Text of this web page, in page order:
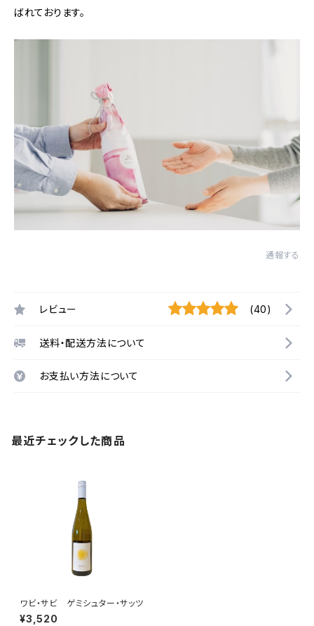
ばれております。
通報する
レビュー (40)
送料・配送方法について
お支払い方法について
最近チェックした商品
ワビ・サビ ゲミシュター・サッツ
¥3,520